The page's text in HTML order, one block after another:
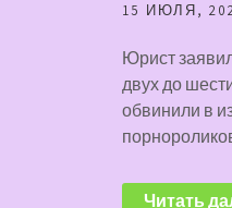
15 ИЮЛЯ,
Юрист
двух до
обвинили в
Читать